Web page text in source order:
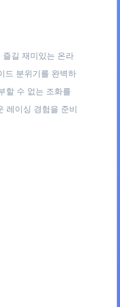
즐길 재미있는 온라
드 분위기를 완벽하
할 수 없는 조화를
레이싱 경험을 준비